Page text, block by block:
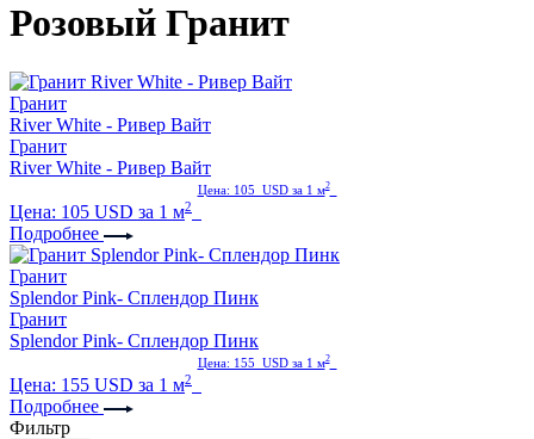
Розовый Гранит
Гранит
River White - Ривер Вайт
Гранит
River White - Ривер Вайт
Цена: 105 USD за 1 м2
Цена: 105 USD за 1 м2
Подробнее
Гранит
Splendor Pink- Сплендор Пинк
Гранит
Splendor Pink- Сплендор Пинк
Цена: 155 USD за 1 м2
Цена: 155 USD за 1 м2
Подробнее
Фильтр